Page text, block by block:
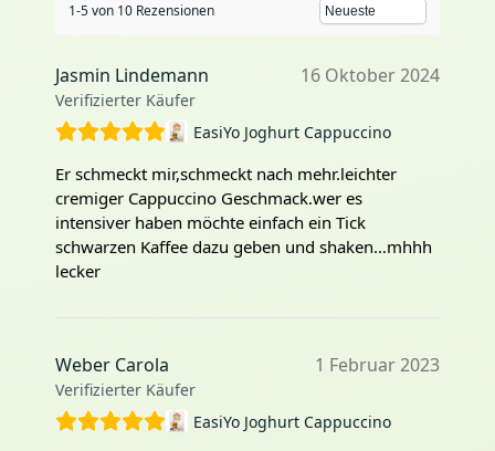
1-5 von 10 Rezensionen
Jasmin Lindemann
Verifizierter Käufer
16 Oktober 2024
EasiYo Joghurt Cappuccino
Er schmeckt mir,schmeckt nach mehr.leichter
cremiger Cappuccino Geschmack.wer es
intensiver haben möchte einfach ein Tick
schwarzen Kaffee dazu geben und shaken…mhhh
lecker
Weber Carola
Verifizierter Käufer
1 Februar 2023
EasiYo Joghurt Cappuccino